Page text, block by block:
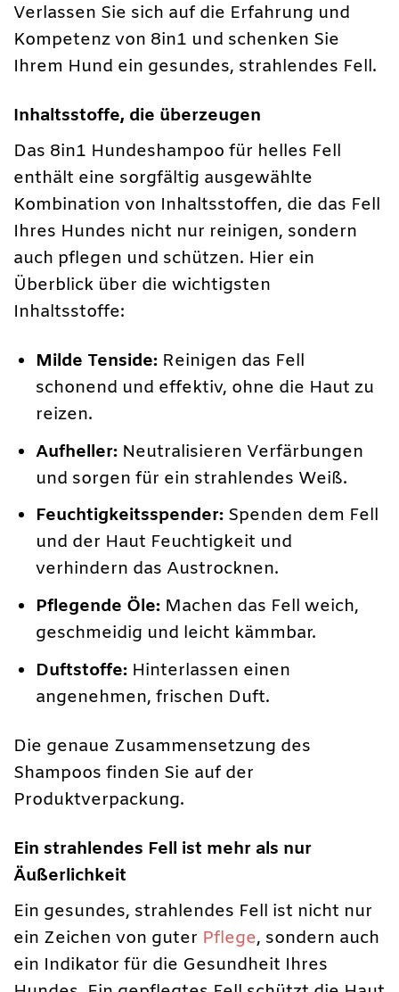
Verlassen Sie sich auf die Erfahrung und
Kompetenz von 8in1 und schenken Sie
Ihrem Hund ein gesundes, strahlendes Fell.
Inhaltsstoffe, die überzeugen
Das 8in1 Hundeshampoo für helles Fell
enthält eine sorgfältig ausgewählte
Kombination von Inhaltsstoffen, die das Fell
Ihres Hundes nicht nur reinigen, sondern
auch pflegen und schützen. Hier ein
Überblick über die wichtigsten
Inhaltsstoffe:
Milde Tenside: Reinigen das Fell
schonend und effektiv, ohne die Haut zu
reizen.
Aufheller: Neutralisieren Verfärbungen
und sorgen für ein strahlendes Weiß.
Feuchtigkeitsspender: Spenden dem Fell
und der Haut Feuchtigkeit und
verhindern das Austrocknen.
Pflegende Öle: Machen das Fell weich,
geschmeidig und leicht kämmbar.
Duftstoffe: Hinterlassen einen
angenehmen, frischen Duft.
Die genaue Zusammensetzung des
Shampoos finden Sie auf der
Produktverpackung.
Ein strahlendes Fell ist mehr als nur
Äußerlichkeit
Ein gesundes, strahlendes Fell ist nicht nur
ein Zeichen von guter Pflege, sondern auch
ein Indikator für die Gesundheit Ihres